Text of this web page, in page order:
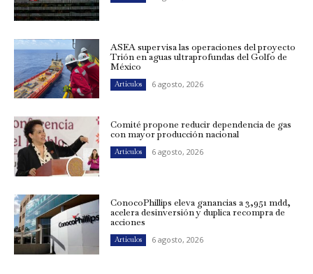
ASEA supervisa las operaciones del proyecto
Trión en aguas ultraprofundas del Golfo de
México
Artículos 6 agosto, 2026
Comité propone reducir dependencia de gas
con mayor producción nacional
Artículos 6 agosto, 2026
ConocoPhillips eleva ganancias a 3,951 mdd,
acelera desinversión y duplica recompra de
acciones
Artículos 6 agosto, 2026